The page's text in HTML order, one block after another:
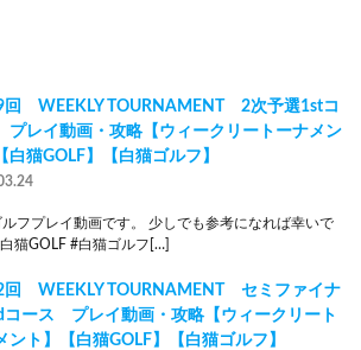
回 WEEKLY TOURNAMENT 2次予選1stコ
レイ動画・攻略【ウィークリートーナメン
白猫GOLF】【白猫ゴルフ】
ルフプレイ動画です。 少しでも参考になれば幸いで
猫GOLF #白猫ゴルフ[…]
回 WEEKLY TOURNAMENT セミファイナ
コース プレイ動画・攻略【ウィークリート
ント】【白猫GOLF】【白猫ゴルフ】